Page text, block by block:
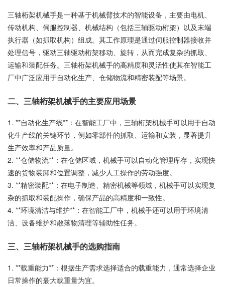
三轴桁架机械手是一种基于机械臂技术的智能设备，主要由电机、
传动机构、伺服控制器、机械结构（包括三轴驱动桁架）以及末端
执行器（如抓取机构）组成。其工作原理是通过伺服控制器接收并
处理信号，驱动三轴驱动桁架移动、旋转，从而完成复杂的抓取、
运输和装配任务。三轴桁架机械手的高精度和灵活性使其在智能工
厂中广泛应用于自动化生产、仓储物流和精密装配等场景。
二、三轴桁架机械手的主要应用场景
1. **自动化生产线**：在智能工厂中，三轴桁架机械手可以用于自动
化生产线的关键环节，例如零部件的抓取、运输和安装，显著提升
生产效率和产品质量。
2. **仓储物流**：在仓储区域，机械手可以自动化管理库存，实现快
速的货物装卸和位置调整，减少人工操作的劳动强度。
3. **精密装配**：在电子制造、精密机械等领域，机械手可以实现复
杂的抓取和装配操作，确保产品的高精度和一致性。
4. **环境清洁与维护**：在智能工厂中，机械手还可以用于环境清
洁、设备维护和散落物清理等辅助性任务。
三、三轴桁架机械手的选购指南
1. **载重能力**：根据生产需求选择适合的载重能力，通常选择企业
日常操作的蕞大载重量为宜。